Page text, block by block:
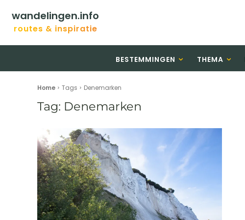
wandelingen.info
routes & inspiratie
BESTEMMINGEN THEMA
Home Tags Denemarken
Tag: Denemarken